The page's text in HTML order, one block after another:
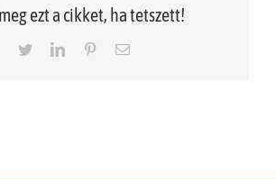
ezt a cikket, ha tetszett!
TwitterLinkedInPinterestEmail